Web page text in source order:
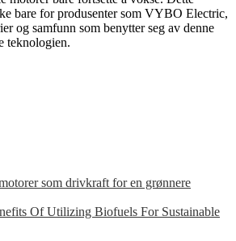
bare for produsenter som VYBO Electric,
og samfunn som benytter seg av denne
teknologien.
som drivkraft for en grønnere
Of Utilizing Biofuels For Sustainable